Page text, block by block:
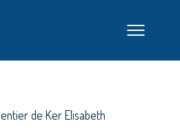
de Ker Elisabeth